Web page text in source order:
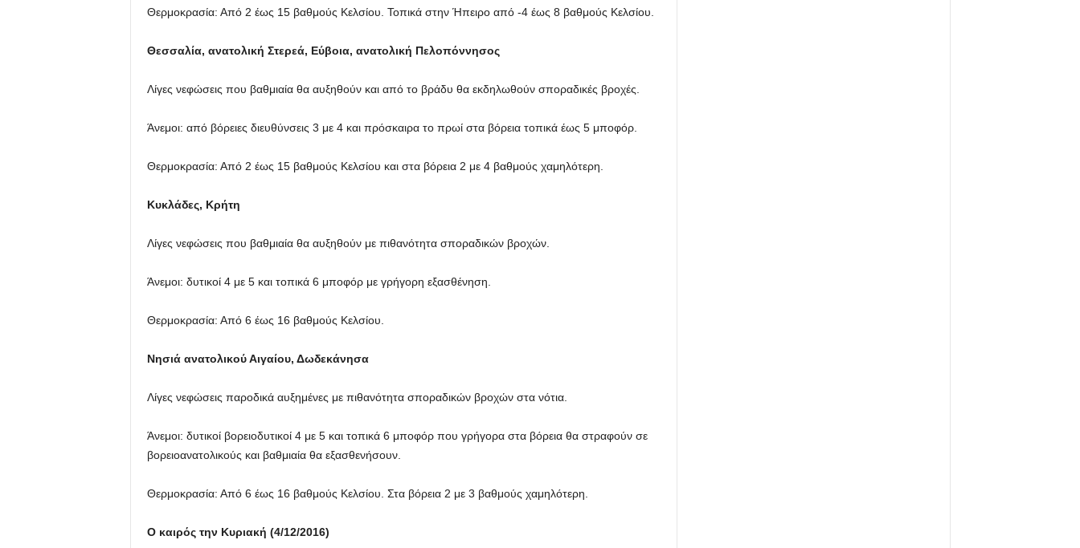
Θερμοκρασία: Από 2 έως 15 βαθμούς Κελσίου. Τοπικά στην Ήπειρο από -4 έως 8 βαθμούς Κελσίου.
Θεσσαλία, ανατολική Στερεά, Εύβοια, ανατολική Πελοπόννησος
Λίγες νεφώσεις που βαθμιαία θα αυξηθούν και από το βράδυ θα εκδηλωθούν σποραδικές βροχές.
Άνεμοι: από βόρειες διευθύνσεις 3 με 4 και πρόσκαιρα το πρωί στα βόρεια τοπικά έως 5 μποφόρ.
Θερμοκρασία: Από 2 έως 15 βαθμούς Κελσίου και στα βόρεια 2 με 4 βαθμούς χαμηλότερη.
Κυκλάδες, Κρήτη
Λίγες νεφώσεις που βαθμιαία θα αυξηθούν με πιθανότητα σποραδικών βροχών.
Άνεμοι: δυτικοί 4 με 5 και τοπικά 6 μποφόρ με γρήγορη εξασθένηση.
Θερμοκρασία: Από 6 έως 16 βαθμούς Κελσίου.
Νησιά ανατολικού Αιγαίου, Δωδεκάνησα
Λίγες νεφώσεις παροδικά αυξημένες με πιθανότητα σποραδικών βροχών στα νότια.
Άνεμοι: δυτικοί βορειοδυτικοί 4 με 5 και τοπικά 6 μποφόρ που γρήγορα στα βόρεια θα στραφούν σε
βορειοανατολικούς και βαθμιαία θα εξασθενήσουν.
Θερμοκρασία: Από 6 έως 16 βαθμούς Κελσίου. Στα βόρεια 2 με 3 βαθμούς χαμηλότερη.
Ο καιρός την Κυριακή (4/12/2016)